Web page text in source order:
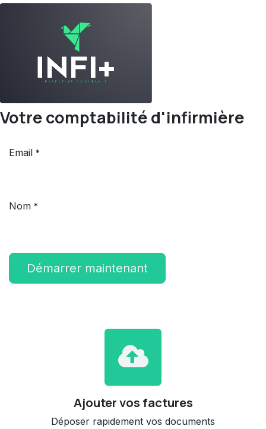
Votre comptabilité d'infirmière
Email *
Nom *
Démarrer maintenant
Ajouter vos factures
Déposer rapidement vos documents